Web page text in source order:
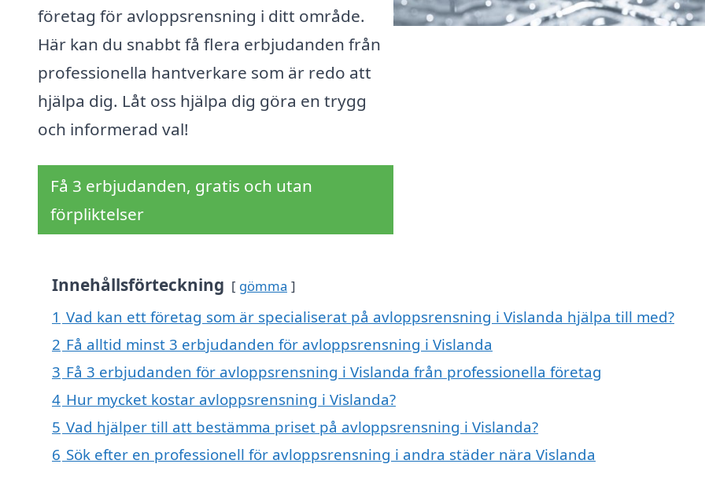
företag för avloppsrensning i ditt område.
Här kan du snabbt få flera erbjudanden från
professionella hantverkare som är redo att
hjälpa dig. Låt oss hjälpa dig göra en trygg
och informerad val!
Få 3 erbjudanden, gratis och utan
förpliktelser
Innehållsförteckning gömma
1 Vad kan ett företag som är specialiserat på avloppsrensning i Vislanda hjälpa till med?
2 Få alltid minst 3 erbjudanden för avloppsrensning i Vislanda
3 Få 3 erbjudanden för avloppsrensning i Vislanda från professionella företag
4 Hur mycket kostar avloppsrensning i Vislanda?
5 Vad hjälper till att bestämma priset på avloppsrensning i Vislanda?
6 Sök efter en professionell för avloppsrensning i andra städer nära Vislanda